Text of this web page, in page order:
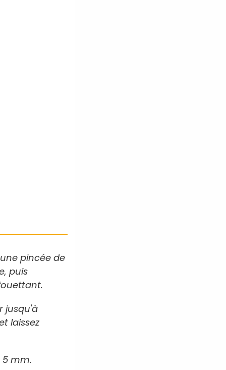
pincée de
puis
jusqu'à
laissez
5 mm.